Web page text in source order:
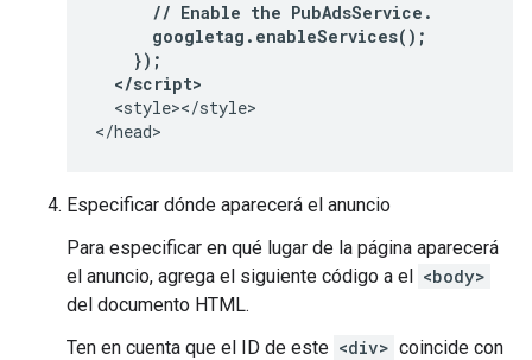
      // Enable the PubAdsService.
      googletag.enableServices();
    });
  </script>
  <style></style>
</head>
Especificar dónde aparecerá el anuncio
Para especificar en qué lugar de la página aparecerá
el anuncio, agrega el siguiente código a el <body>
del documento HTML.
Ten en cuenta que el ID de este <div> coincide con